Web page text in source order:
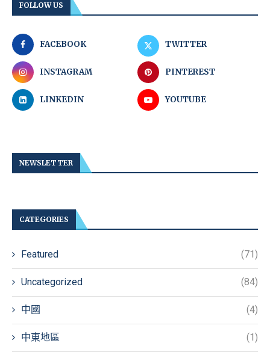
FOLLOW US
FACEBOOK TWITTER
INSTAGRAM PINTEREST
LINKEDIN YOUTUBE
NEWSLETTER
CATEGORIES
Featured (71)
Uncategorized (84)
中國 (4)
中東地區 (1)